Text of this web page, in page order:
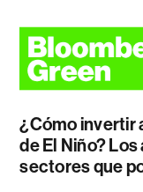
¿Cómo invertir
de El Niño?
sectores que